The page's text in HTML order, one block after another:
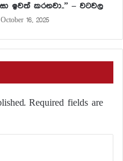
ඉවත් කරනවා..” – වටවල
October 16, 2025
Required fields are